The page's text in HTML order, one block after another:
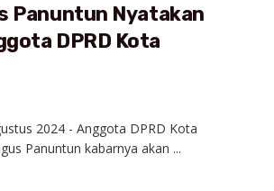
Panuntun Nyatakan
DPRD Kota
2024 - Anggota DPRD Kota
Panuntun kabarnya akan ...